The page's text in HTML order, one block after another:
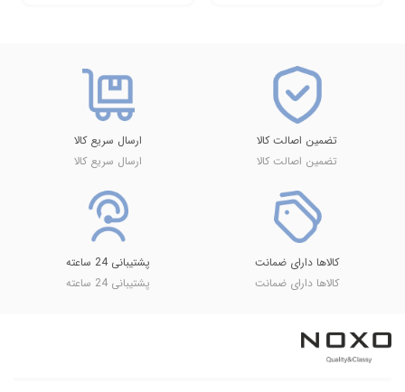
تضمین اصالت کالا
تضمین اصالت کالا
ارسال سریع کالا
ارسال سریع کالا
کالاها دارای ضمانت
کالاها دارای ضمانت
پشتیبانی 24 ساعته
پشتیبانی 24 ساعته